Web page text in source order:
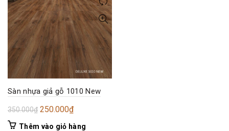
Sàn nhựa giả gỗ 1010 New
350.000₫ Giá
gốc
250.000₫Giá
hiện
Thêm vào giỏ hàng